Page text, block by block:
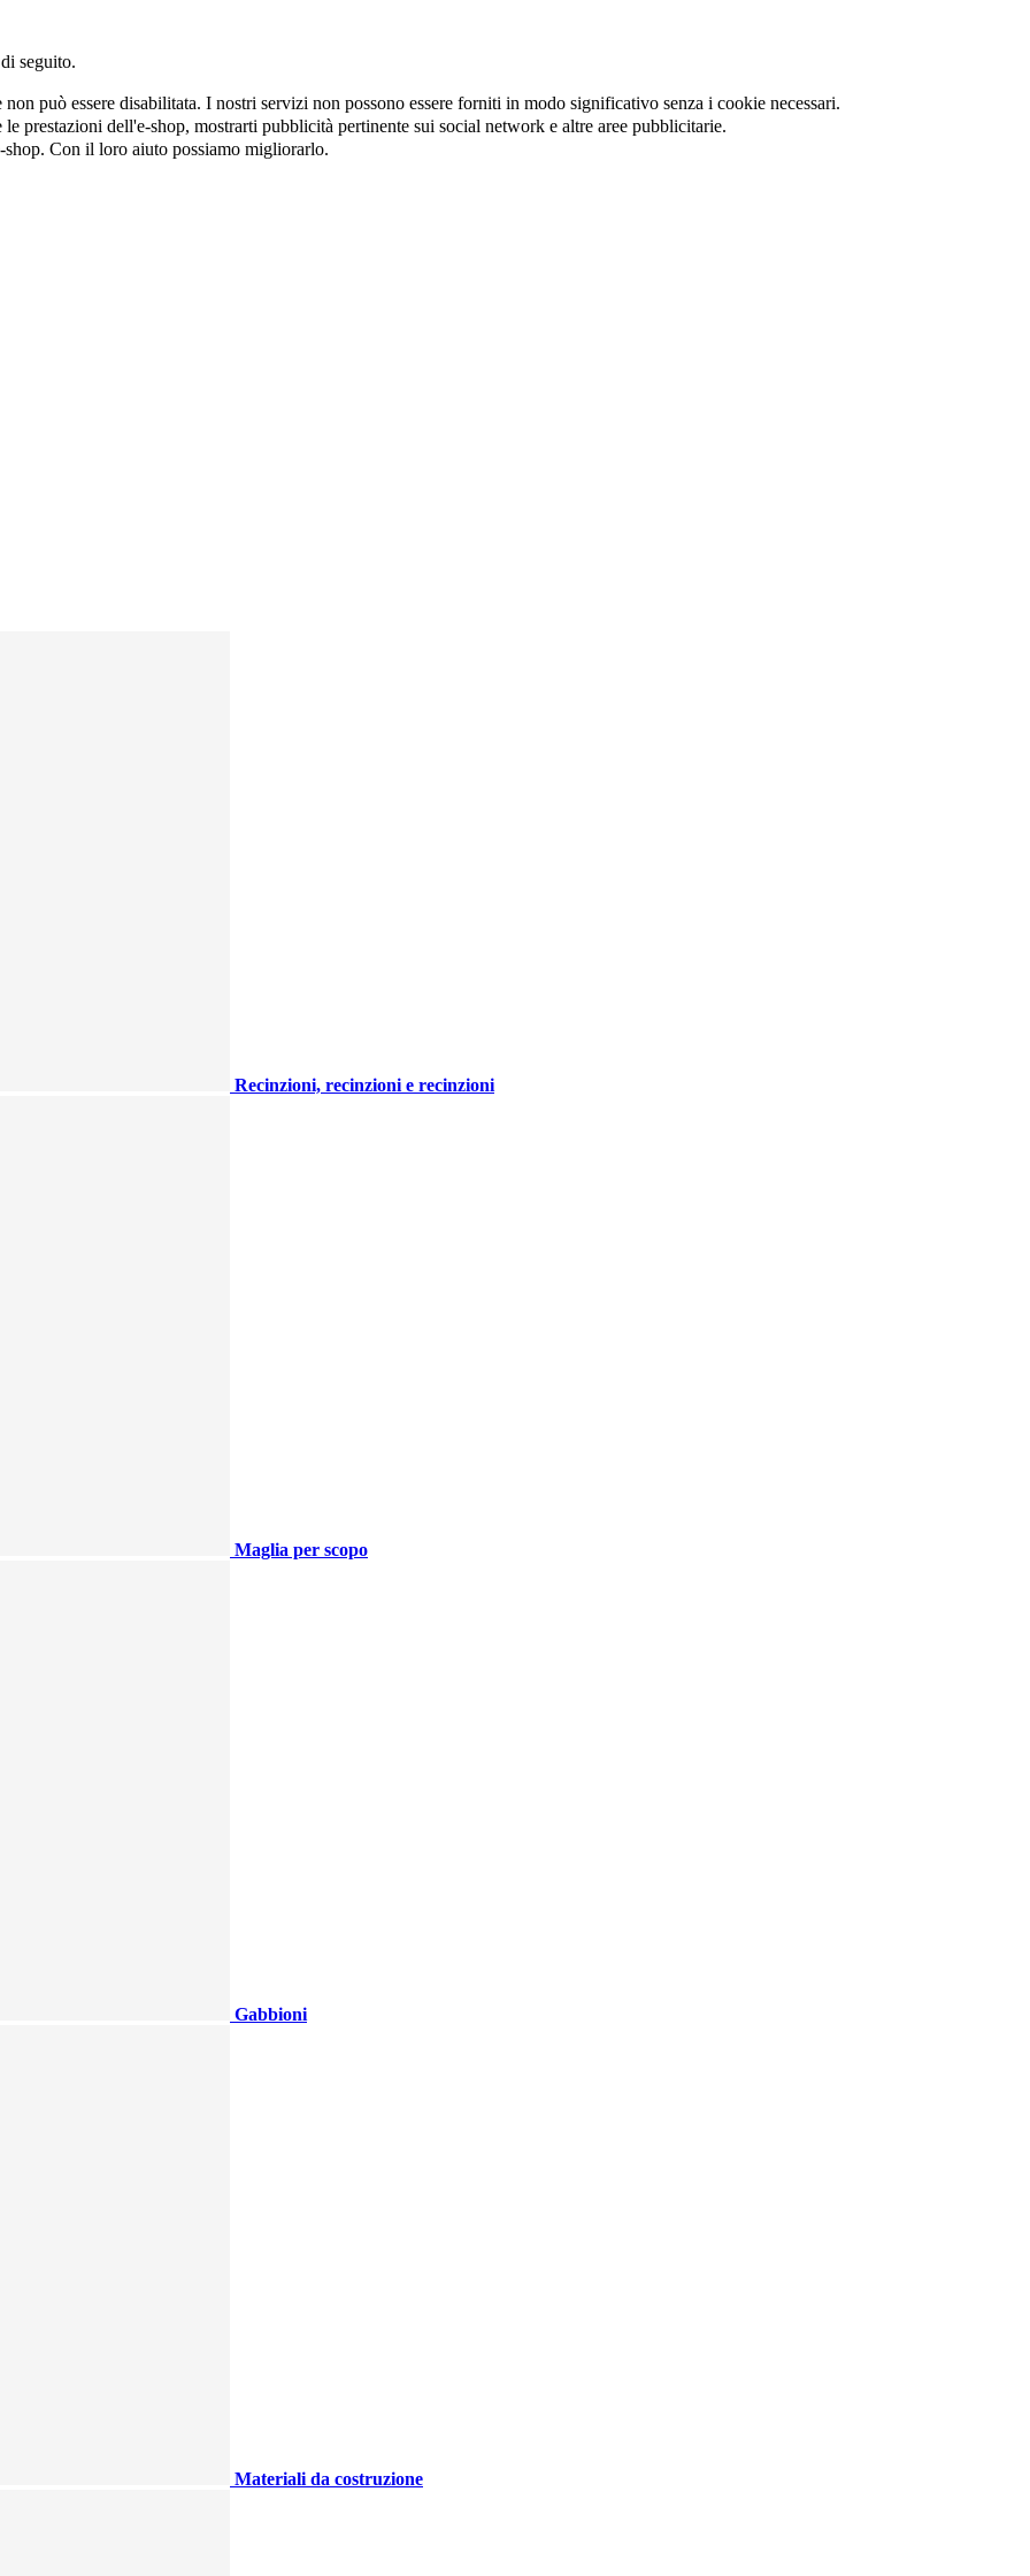
seguito.
non può essere disabilitata. I nostri servizi non possono essere forniti in modo significativo senza i cookie necessari.
prestazioni dell'e-shop, mostrarti pubblicità pertinente sui social network e altre aree pubblicitarie.
Con il loro aiuto possiamo migliorarlo.
Recinzioni, recinzioni e recinzioni
Maglia per scopo
Gabbioni
Materiali da costruzione